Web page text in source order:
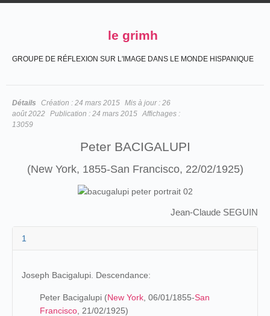
le grimh
GROUPE DE RÉFLEXION SUR L'IMAGE DANS LE MONDE HISPANIQUE
Détails Création : 24 mars 2015 Mis à jour : 26
août 2022 Publication : 24 mars 2015 Affichages :
13059
Peter BACIGALUPI
(New York, 1855-San Francisco, 22/02/1925)
Jean-Claude SEGUIN
1
Joseph Bacigalupi. Descendance:
Peter Bacigalupi (New York , 06/01/1855-San
Francisco , 21/02/1925)